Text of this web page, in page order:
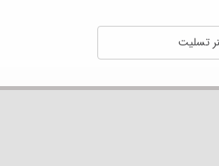
تسلیت